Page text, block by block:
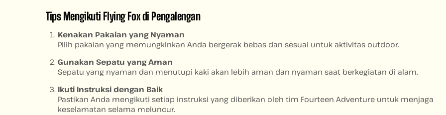
Tips Mengikuti Flying Fox di Pengalengan
Kenakan Pakaian yang Nyaman
Pilih pakaian yang memungkinkan Anda bergerak bebas dan sesuai untuk aktivitas outdoor.
Gunakan Sepatu yang Aman
Sepatu yang nyaman dan menutupi kaki akan lebih aman dan nyaman saat berkegiatan di alam.
Ikuti Instruksi dengan Baik
Pastikan Anda mengikuti setiap instruksi yang diberikan oleh tim Fourteen Adventure untuk menjaga
keselamatan selama meluncur.